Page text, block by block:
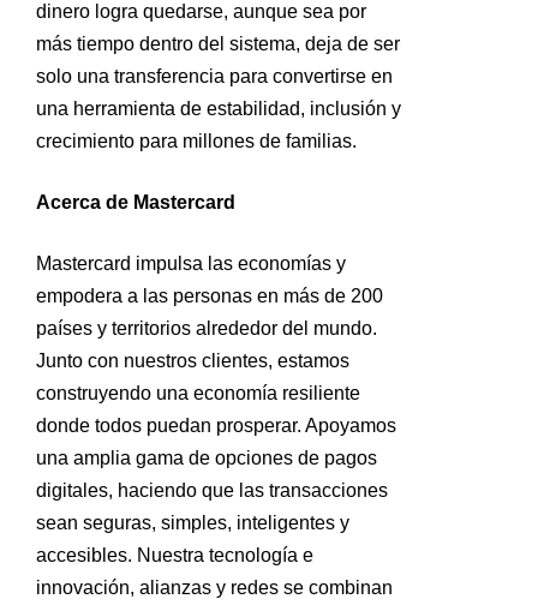
dinero logra quedarse, aunque sea por
más tiempo dentro del sistema, deja de ser
solo una transferencia para convertirse en
una herramienta de estabilidad, inclusión y
crecimiento para millones de familias.
Acerca de Mastercard
Mastercard impulsa las economías y
empodera a las personas en más de 200
países y territorios alrededor del mundo.
Junto con nuestros clientes, estamos
construyendo una economía resiliente
donde todos puedan prosperar. Apoyamos
una amplia gama de opciones de pagos
digitales, haciendo que las transacciones
sean seguras, simples, inteligentes y
accesibles. Nuestra tecnología e
innovación, alianzas y redes se combinan